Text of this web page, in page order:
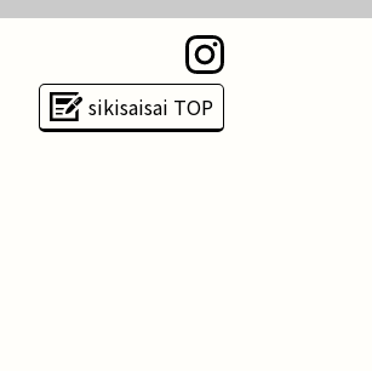
sikisaisai TOP